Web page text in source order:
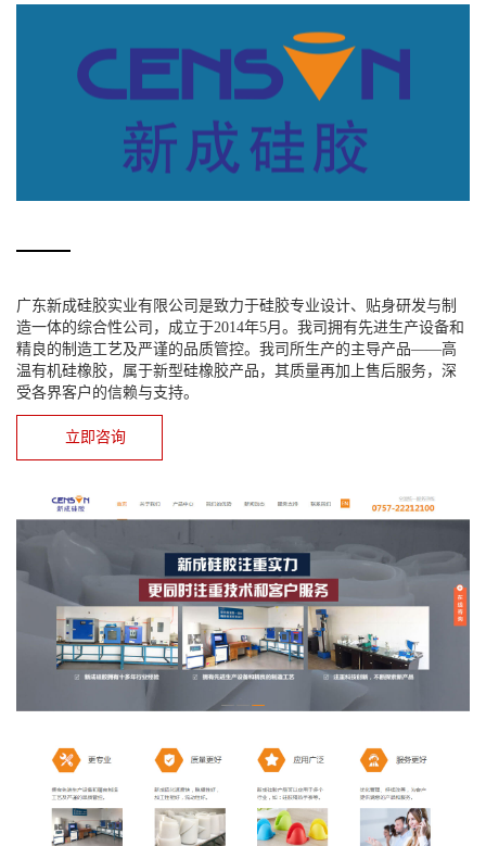
广东新成硅胶实业有限公司是致力于硅胶专业设计、贴身研发与制
造一体的综合性公司，成立于2014年5月。我司拥有先进生产设备和
精良的制造工艺及严谨的品质管控。我司所生产的主导产品——高
温有机硅橡胶，属于新型硅橡胶产品，其质量再加上售后服务，深
受各界客户的信赖与支持。
立即咨询